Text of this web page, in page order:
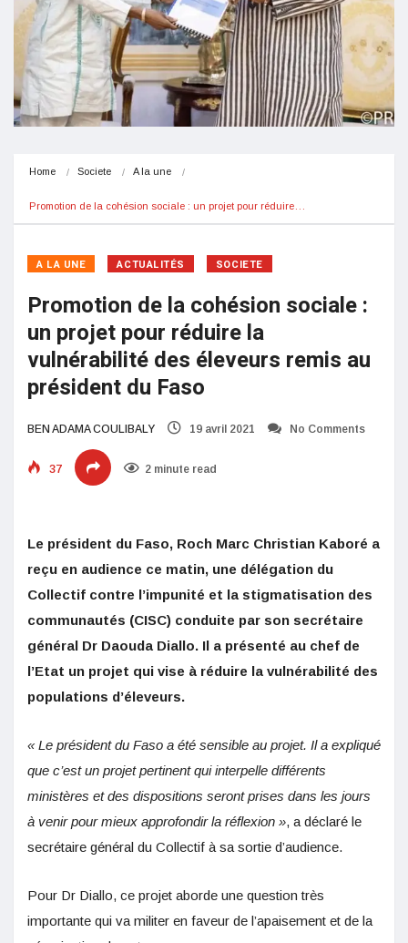
Home Societe A la une
Promotion de la cohésion sociale : un projet pour réduire…
A LA UNE ACTUALITÉS SOCIETE
Promotion de la cohésion sociale :
un projet pour réduire la
vulnérabilité des éleveurs remis au
président du Faso
BEN ADAMA COULIBALY 19 avril 2021 No Comments
37 2 minute read
Le président du Faso, Roch Marc Christian Kaboré a
reçu en audience ce matin, une délégation du
Collectif contre l’impunité et la stigmatisation des
communautés (CISC) conduite par son secrétaire
général Dr Daouda Diallo. Il a présenté au chef de
l’Etat un projet qui vise à réduire la vulnérabilité des
populations d’éleveurs.
« Le président du Faso a été sensible au projet. Il a expliqué
que c’est un projet pertinent qui interpelle différents
ministères et des dispositions seront prises dans les jours
à venir pour mieux approfondir la réflexion », a déclaré le
secrétaire général du Collectif à sa sortie d’audience.
Pour Dr Diallo, ce projet aborde une question très
importante qui va militer en faveur de l’apaisement et de la